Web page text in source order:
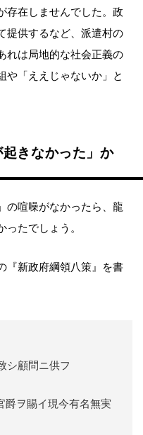
存在しませんでした。政
提供するなど、派遣村の
れは局地的な社会正義の
や「ええじゃないか」と
きなかった」か
の喧噪がなかったら、龍
たでしょう。
『新政府綱領八策』を書
シ顧問ニ供フ
ヲ賜イ現今有名無実